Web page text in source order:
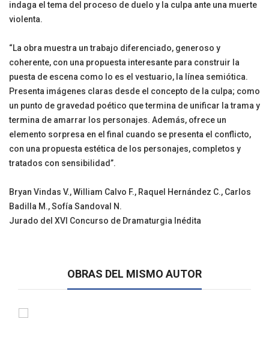
indaga el tema del proceso de duelo y la culpa ante una muerte
violenta.
“La obra muestra un trabajo diferenciado, generoso y
coherente, con una propuesta interesante para construir la
puesta de escena como lo es el vestuario, la línea semiótica.
Presenta imágenes claras desde el concepto de la culpa; como
un punto de gravedad poético que termina de unificar la trama y
termina de amarrar los personajes. Además, ofrece un
elemento sorpresa en el final cuando se presenta el conflicto,
con una propuesta estética de los personajes, completos y
tratados con sensibilidad”.
Bryan Vindas V., William Calvo F., Raquel Hernández C., Carlos
Badilla M., Sofía Sandoval N.
Jurado del XVI Concurso de Dramaturgia Inédita
OBRAS DEL MISMO AUTOR